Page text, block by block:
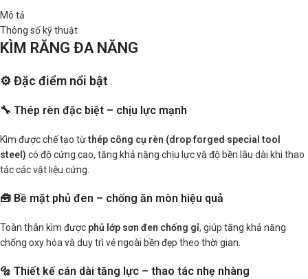
Mô tả
Thông số kỹ thuật
KÌM RĂNG ĐA NĂNG
⚙️ Đặc điểm nổi bật
🔧 Thép rèn đặc biệt – chịu lực mạnh
Kìm được chế tạo từthép công cụ rèn (drop forged special tool
steel) có độ cứng cao, tăng khả năng chịu lực và độ bền lâu dài khi thao
tác các vật liệu cứng.
🧰 Bề mặt phủ đen – chống ăn mòn hiệu quả
Toàn thân kìm được phủ lớp sơn đen chống gỉ, giúp tăng khả năng
chống oxy hóa và duy trì vẻ ngoài bền đẹp theo thời gian.
🔩 Thiết kế cán dài tăng lực – thao tác nhẹ nhàng